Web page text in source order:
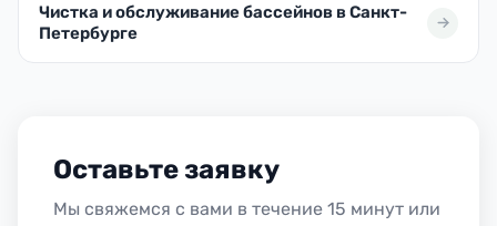
Чистка и обслуживание бассейнов в Санкт-
Петербурге
Оставьте заявку
Мы свяжемся с вами в течение 15 минут или